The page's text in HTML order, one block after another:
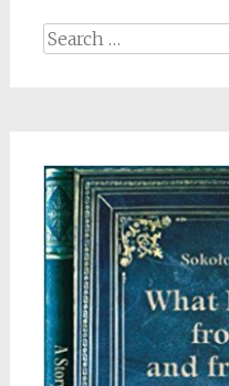
Search
for: